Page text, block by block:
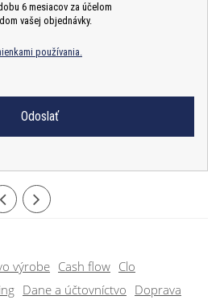
6 mesiacov za účelom
vašej objednávky.
používania.
výrobe Cash flow Clo
Dane a účtovníctvo Doprava